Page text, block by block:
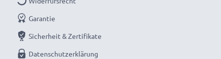
Garantie
Sicherheit & Zertifikate
Datenschutzerklärung